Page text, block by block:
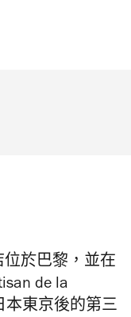
位於巴黎，並在
de la
本東京後的第三